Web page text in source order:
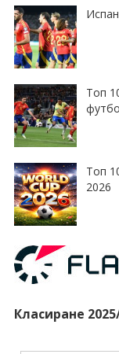
Топ
Топ
2026
Класиране